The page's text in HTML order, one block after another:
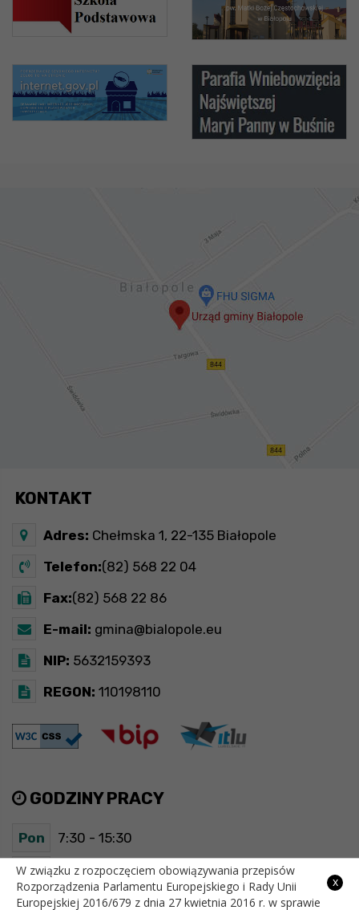
KONTAKT
Adres: Chełmska 1, 22-135 Białopole
Telefon:(82) 568 22 04
Fax:(82) 568 22 86
E-mail: gmina@bialopole.eu
NIP: 5632159393
REGON: 110198110
GODZINY PRACY
Pon 7:30 - 15:30
Wt 7:30 - 15:30
Śr 7:30 - 15:30
x
W związku z rozpoczęciem obowiązywania przepisów
Rozporządzenia Parlamentu Europejskiego i Rady Unii
Europejskiej 2016/679 z dnia 27 kwietnia 2016 r. w sprawie